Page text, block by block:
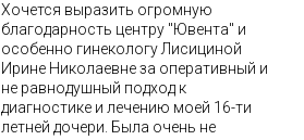
Хочется выразить огромную
благодарность центру "Ювента" и
особенно гинекологу Лисициной
Ирине Николаевне за оперативный и
не равнодушный подход к
диагностике и лечению моей 16-ти
летней дочери. Была очень не